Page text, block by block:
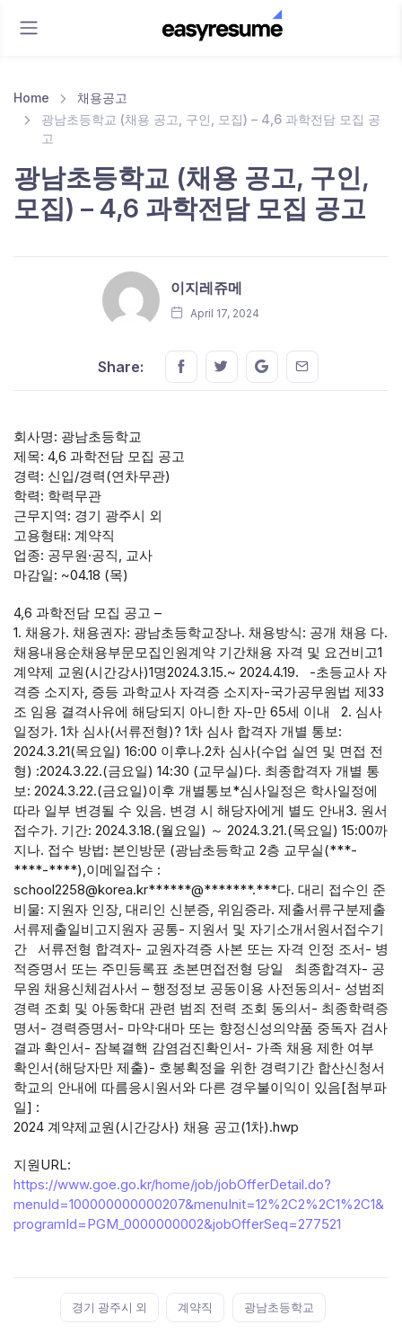
Home
채용공고
광남초등학교 (채용 공고, 구인, 모집) – 4,6 과학전담 모집 공
고
광남초등학교 (채용 공고, 구인,
모집) – 4,6 과학전담 모집 공고
이지레쥬메
April 17, 2024
Share: Share this on FaceBook
Share this on Twitter
Share this on GMail
Share this on
회사명: 광남초등학교
제목: 4,6 과학전담 모집 공고
경력: 신입/경력(연차무관)
학력: 학력무관
근무지역: 경기 광주시 외
고용형태: 계약직
업종: 공무원·공직, 교사
마감일: ~04.18 (목)
4,6 과학전담 모집 공고 –
1. 채용가. 채용권자: 광남초등학교장나. 채용방식: 공개 채용 다.
채용내용순채용부문모집인원계약 기간채용 자격 및 요건비고1
계약제 교원(시간강사)1명2024.3.15.~ 2024.4.19. -초등교사 자
격증 소지자, 증등 과학교사 자격증 소지자-국가공무원법 제33
조 임용 결격사유에 해당되지 아니한 자-만 65세 이내 2. 심사
일정가. 1차 심사(서류전형)? 1차 심사 합격자 개별 통보:
2024.3.21(목요일) 16:00 이후나.2차 심사(수업 실연 및 면접 전
형) :2024.3.22.(금요일) 14:30 (교무실)다. 최종합격자 개별 통
보: 2024.3.22.(금요일)이후 개별통보*심사일정은 학사일정에
따라 일부 변경될 수 있음. 변경 시 해당자에게 별도 안내3. 원서
접수가. 기간: 2024.3.18.(월요일) ～ 2024.3.21.(목요일) 15:00까
지나. 접수 방법: 본인방문 (광남초등학교 2층 교무실(***-
****-****),이메일접수 :
school2258@korea.kr******@*******.***다. 대리 접수인 준
비물: 지원자 인장, 대리인 신분증, 위임증라. 제출서류구분제출
서류제출일비고지원자 공통- 지원서 및 자기소개서원서접수기
간 서류전형 합격자- 교원자격증 사본 또는 자격 인정 조서- 병
적증명서 또는 주민등록표 초본면접전형 당일 최종합격자- 공
무원 채용신체검사서 – 행정정보 공동이용 사전동의서- 성범죄
경력 조회 및 아동학대 관련 범죄 전력 조회 동의서- 최종학력증
명서- 경력증명서- 마약·대마 또는 향정신성의약품 중독자 검사
결과 확인서- 잠복결핵 감염검진확인서- 가족 채용 제한 여부
확인서(해당자만 제출)- 호봉획정을 위한 경력기간 합산신청서
학교의 안내에 따름응시원서와 다른 경우불이익이 있음[첨부파
일] :
2024 계약제교원(시간강사) 채용 공고(1차).hwp
지원URL:
https://www.goe.go.kr/home/job/jobOfferDetail.do?
menuId=100000000000207&menuInit=12%2C2%2C1%2C1&
programId=PGM_0000000002&jobOfferSeq=277521
경기 광주시 외 계약직 광남초등학교